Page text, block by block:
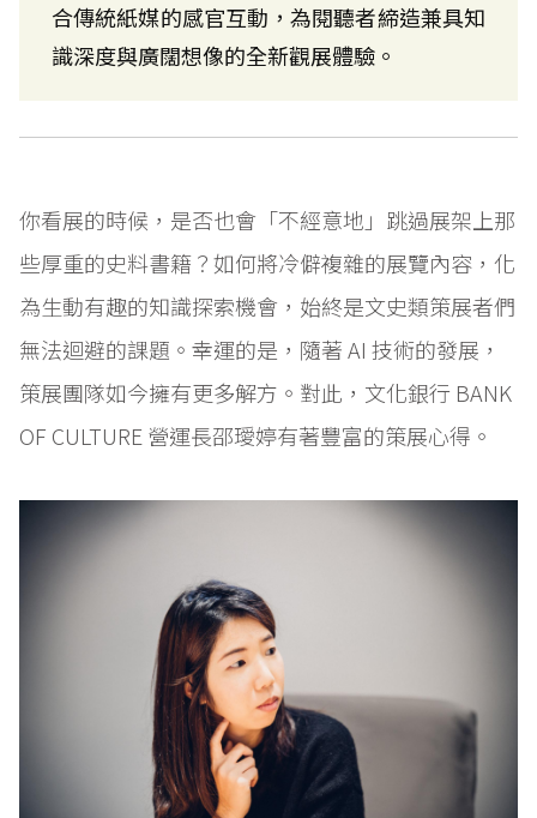
合傳統紙媒的感官互動，為閱聽者締造兼具知
識深度與廣闊想像的全新觀展體驗。
你看展的時候，是否也會「不經意地」跳過展架上那
些厚重的史料書籍？如何將冷僻複雜的展覽內容，化
為生動有趣的知識探索機會，始終是文史類策展者們
無法迴避的課題。幸運的是，隨著 AI 技術的發展，
策展團隊如今擁有更多解方。對此，文化銀行 BANK
OF CULTURE 營運長邵璦婷有著豐富的策展心得。